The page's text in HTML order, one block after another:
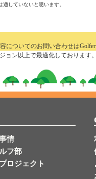
していないと思います。
ついてのお問い合わせは
ョン以上で最適化しておりま
情
フ部
ロジェクト